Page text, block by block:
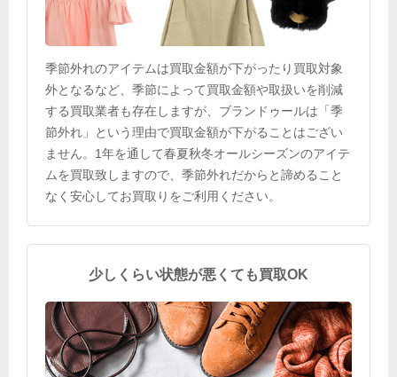
季節外れのアイテムは買取金額が下がったり買取対象
外となるなど、季節によって買取金額や取扱いを削減
する買取業者も存在しますが、ブランドゥールは「季
節外れ」という理由で買取金額が下がることはござい
ません。1年を通して春夏秋冬オールシーズンのアイテ
ムを買取致しますので、季節外れだからと諦めること
なく安心してお買取りをご利用ください。
少しくらい状態が悪くても買取OK